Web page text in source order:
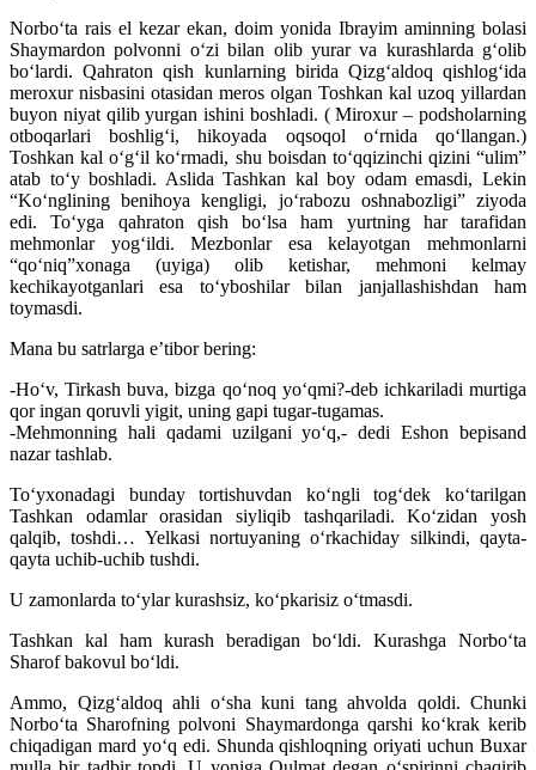
Norboʻta rais el kezar ekan, doim yonida Ibrayim aminning bolasi
Shaymardon polvonni oʻzi bilan olib yurar va kurashlarda gʻolib
boʻlardi. Qahraton qish kunlarning birida Qizgʻaldoq qishlogʻida
meroxur nisbasini otasidan meros olgan Toshkan kal uzoq yillardan
buyon niyat qilib yurgan ishini boshladi. ( Miroxur – podsholarning
otboqarlari boshligʻi, hikoyada oqsoqol oʻrnida qoʻllangan.)
Toshkan kal oʻgʻil koʻrmadi, shu boisdan toʻqqizinchi qizini “ulim”
atab toʻy boshladi. Aslida Tashkan kal boy odam emasdi, Lekin
“Koʻnglining benihoya kengligi, joʻrabozu oshnabozligi” ziyoda
edi. Toʻyga qahraton qish boʻlsa ham yurtning har tarafidan
mehmonlar yogʻildi. Mezbonlar esa kelayotgan mehmonlarni
“qoʻniq”xonaga (uyiga) olib ketishar, mehmoni kelmay
kechikayotganlari esa toʻyboshilar bilan janjallashishdan ham
toymasdi.
Mana bu satrlarga eʼtibor bering:
-Hoʻv, Tirkash buva, bizga qoʻnoq yoʻqmi?-deb ichkariladi murtiga
qor ingan qoruvli yigit, uning gapi tugar-tugamas.
-Mehmonning hali qadami uzilgani yoʻq,- dedi Eshon bepisand
nazar tashlab.
Toʻyxonadagi bunday tortishuvdan koʻngli togʻdek koʻtarilgan
Tashkan odamlar orasidan siyliqib tashqariladi. Koʻzidan yosh
qalqib, toshdi… Yelkasi nortuyaning oʻrkachiday silkindi, qayta-
qayta uchib-uchib tushdi.
U zamonlarda toʻylar kurashsiz, koʻpkarisiz oʻtmasdi.
Tashkan kal ham kurash beradigan boʻldi. Kurashga Norboʻta
Sharof bakovul boʻldi.
Ammo, Qizgʻaldoq ahli oʻsha kuni tang ahvolda qoldi. Chunki
Norboʻta Sharofning polvoni Shaymardonga qarshi koʻkrak kerib
chiqadigan mard yoʻq edi. Shunda qishloqning oriyati uchun Buxar